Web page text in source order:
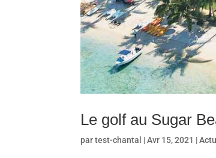
Le golf au Sugar
partest-chantal | Avr 15, 2021 |